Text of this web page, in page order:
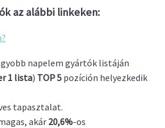
az alábbi linkeken:
napelem gyártók listáján
1 lista) TOP 5 pozíción helyezkedik
tapasztalat.
akár 20,6%-os